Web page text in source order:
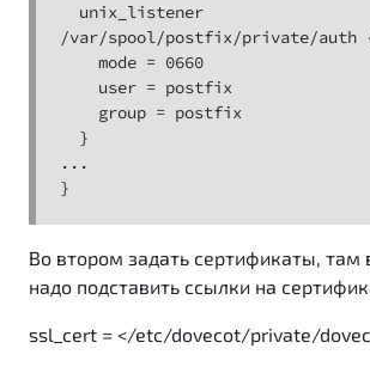
/var/spool/postfix/private/auth
...
}
Во втором задать сертификаты, там
надо подставить ссылки на
ssl_cert = </etc/dovecot/private/